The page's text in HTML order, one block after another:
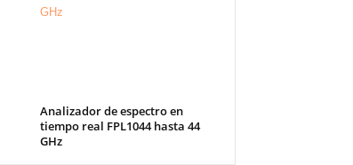
Analizador de espectro en
tiempo real FPL1044 hasta 44
GHz